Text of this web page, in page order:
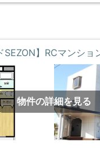
物件の詳細を見る